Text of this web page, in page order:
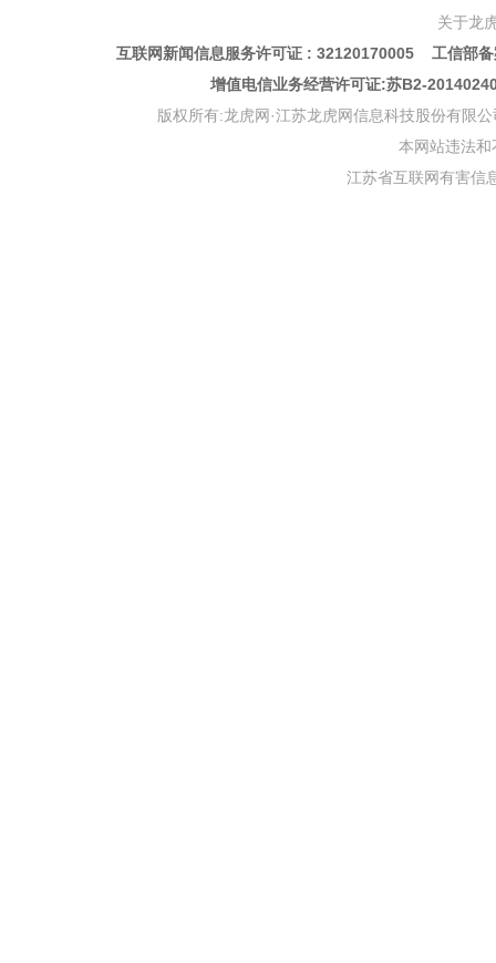
关于龙
互联网新闻信息服务许可证 : 32120170005 工信部
增值电信业务经营许可证:苏B2-
版权所有:龙虎网·江苏龙虎网信息科技股份有限
本网站违法
江苏省互联网有害